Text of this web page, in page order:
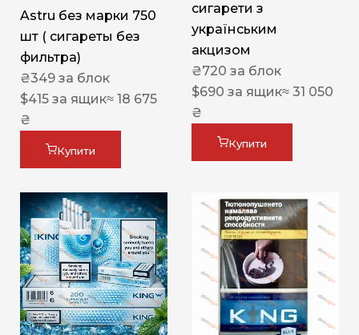
Astru без марки 750
шт ( сигареты без
фильтра)
₴349 за блок
$415 за ящик≈ 18 675
₴
Купити
сигарети з
українським
акцизом
₴720 за блок
$690 за ящик≈ 31 050
₴
Купити